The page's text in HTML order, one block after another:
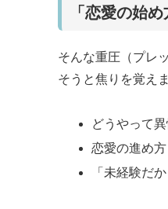
「恋愛の始
そんな重圧（プレ
そうと焦りを覚え
どうやって
恋愛の進め
「未経験だ